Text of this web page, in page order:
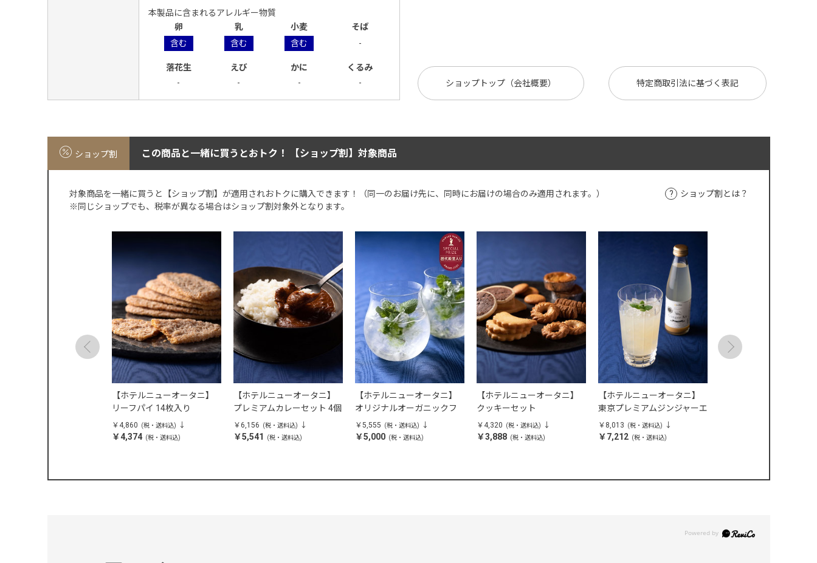
本製品に含まれるアレルギー物質
卵
乳 小麦
そば
含む
含む 含む -
落花生 えび かに
くるみ
-
- - - ショップトップ（会社概要） 特定商取引法に基づく表記
ショップ割 この商品と一緒に買うとおトク！ 【ショップ割】対象商品
対象商品を一緒に買うと【ショップ割】が適用されおトクに購入できます！（同一のお届け先に、同時にお届けの場合のみ適用されます。）
※同じショップでも、税率が異なる場合はショップ割対象外となります。
ショップ割とは？
【ホテルニューオータニ】
リーフパイ 14枚入り
￥4,860 (税・送料込)
￥4,374 (税・送料込)
【ホテルニューオータニ】
プレミアムカレーセット 4個
入
￥6,156 (税・送料込)
￥5,541 (税・送料込)
【ホテルニューオータニ】
オリジナルオーガニックフ
レッシュハーブティー 24本
入り
￥5,555 (税・送料込)
￥5,000 (税・送料込)
【ホテルニューオータニ】
クッキーセット
￥4,320 (税・送料込)
￥3,888 (税・送料込)
【ホテルニューオータニ】
東京プレミアムジンジャーエ
ール 24本入り
￥8,013 (税・送料込)
￥7,212 (税・送料込)